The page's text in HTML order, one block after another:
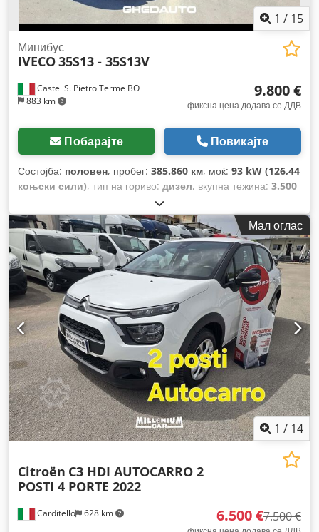
1 / 15
Castel S. Pietro Terme BO
883 km
Минибус
IVECO35S13 - 35S13V
9.800 €
фиксна цена додава се ДДВ
Побарајте Повикајте
Состојба: половен, пробег: 385.860 км, моќ: 93 kW (126,44
коњски сили), тип на гориво: дизел, вкупна тежина: 3.500
, максимална носивост на товар:
регистрација:04/2016, емисиона класа:Еуро 5,
Мал оглас
1 / 14
Carditello 628 km
Citroën C3 HDI AUTOCARRO 2
POSTI 4 PORTE 2022
6.500 €7.500 €